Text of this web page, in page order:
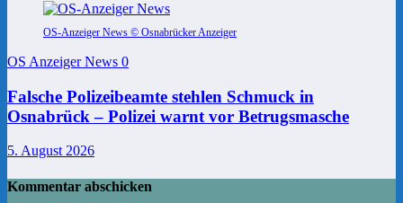
OS-Anzeiger News © Osnabrücker Anzeiger
OS Anzeiger News 0
Falsche Polizeibeamte stehlen Schmuck in
Osnabrück – Polizei warnt vor Betrugsmasche
5. August 2026
Kommentar abschicken